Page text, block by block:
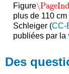
Figure
plus de 110
Schleiger (CC-
publiées par la
Des